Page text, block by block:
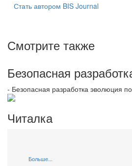
Стать автором BIS Journal
Смотрите также
Безопасная
- Безопасная разработка эволюция
Читалка
Больше...